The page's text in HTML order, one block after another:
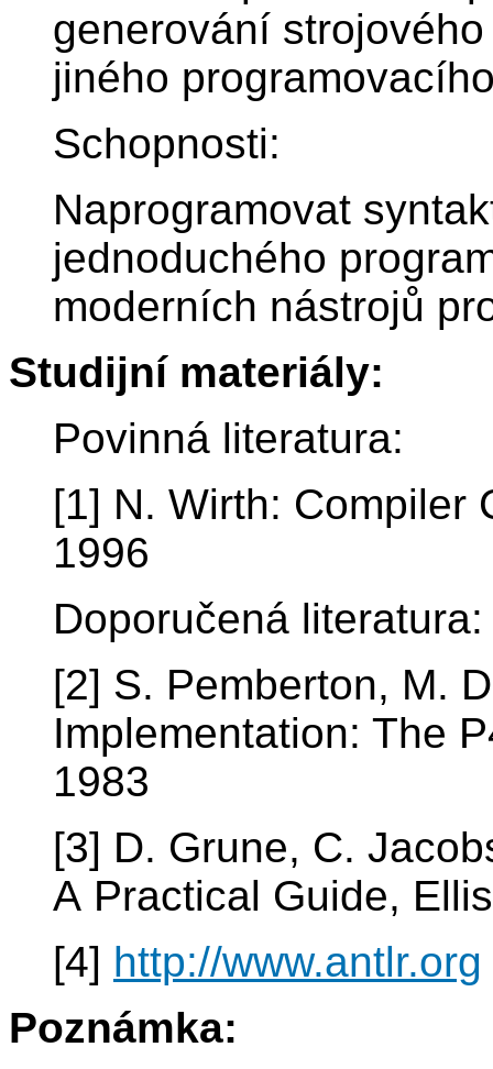
generování
jiného
Schopnosti:
Naprogramovat
jednoduchého
moderních nástrojů
Studijní materiály:
Povinná literatura:
[1] N. Wirth: Compiler
1996
Doporučená literatura:
[2] S. Pemberton, M.
Implementation: The
1983
[3] D. Grune, C.
A Practical Guide,
[4] http://www.antlr.org
Poznámka: